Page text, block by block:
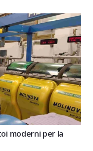
moderni per la